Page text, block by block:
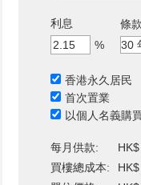
利息
%
條款
香港永久居民
首次置業
以個人名義購
每月供款:
買樓總成本: